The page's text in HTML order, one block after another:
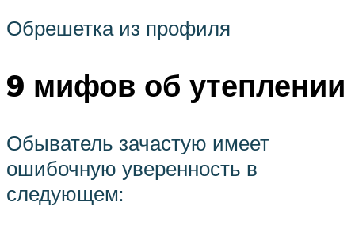
Обрешетка из профиля
9 мифов об утеплении
Обыватель зачастую имеет
ошибочную уверенность в
следующем: